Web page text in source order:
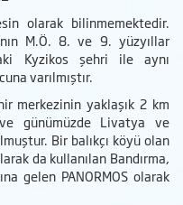
olarak bilinmemektedir.
M.Ö. 8. ve 9. yüzyıllar
Kyzikos şehri ile aynı
varılmıştır.
merkezinin yaklaşık 2 km
günümüzde Livatya ve
Bir balıkçı köyü olan
da kullanılan Bandırma,
gelen PANORMOS olarak